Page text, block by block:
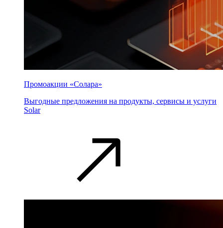
Промоакции «Солара»
Выгодные предложения на продукты, сервисы и услуги
Solar